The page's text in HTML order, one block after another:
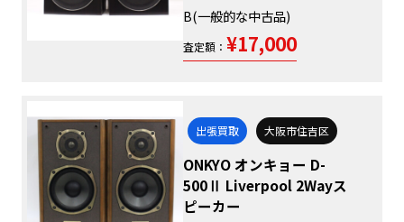
B(一般的な中古品)
査定額： ¥17,000
出張買取 大阪市住吉区
ONKYO オンキョー D-
500Ⅱ Liverpool 2Wayス
ピーカー